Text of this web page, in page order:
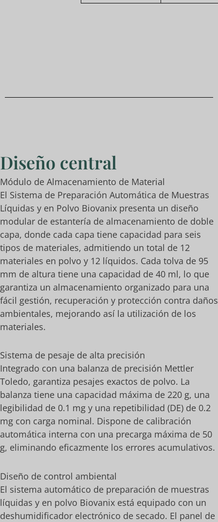
Diseño central
Módulo de Almacenamiento de Material
El Sistema de Preparación Automática de Muestras
Líquidas y en Polvo Biovanix presenta un diseño
modular de estantería de almacenamiento de doble
capa, donde cada capa tiene capacidad para seis
tipos de materiales, admitiendo un total de 12
materiales en polvo y 12 líquidos. Cada tolva de 95
mm de altura tiene una capacidad de 40 ml, lo que
garantiza un almacenamiento organizado para una
fácil gestión, recuperación y protección contra daños
ambientales, mejorando así la utilización de los
materiales.
Sistema de pesaje de alta precisión
Integrado con una balanza de precisión Mettler
Toledo, garantiza pesajes exactos de polvo. La
balanza tiene una capacidad máxima de 220 g, una
legibilidad de 0.1 mg y una repetibilidad (DE) de 0.2
mg con carga nominal. Dispone de calibración
automática interna con una precarga máxima de 50
g, eliminando eficazmente los errores acumulativos.
Diseño de control ambiental
El sistema automático de preparación de muestras
líquidas y en polvo Biovanix está equipado con un
deshumidificador electrónico de secado. El panel de